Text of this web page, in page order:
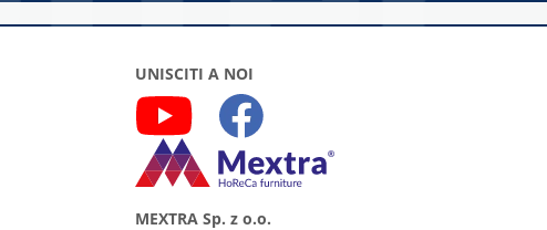
UNISCITI A NOI
MEXTRA Sp. z o.o.